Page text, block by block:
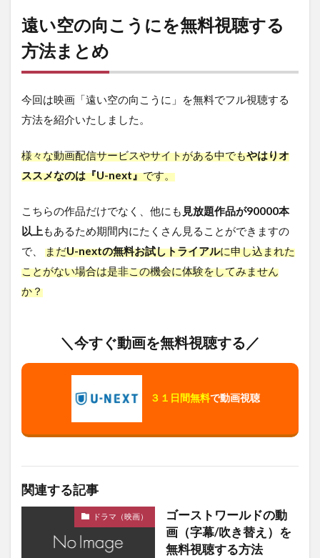
遠い空の向こうにを無料視聴する
方法まとめ
今回は映画「遠い空の向こうに」を無料でフル視聴する
方法を紹介いたしました。
様々な動画配信サービスやサイトがある中でもやはりオ
ススメなのは『U-next』です。
こちらの作品だけでなく、他にも 見放題作品が90000本
以上もあるため期間内にたくさん見ることができますの
で、 まだU-nextの無料お試しトライアルに申し込まれた
ことがない場合は是非この機会に体験をしてみません
か？
＼今すぐ動画を無料視聴する／
３１日間無料で動画視聴
関連する記事
ドラマ（映画）
ゴーストワールドの動
画（字幕/吹き替え）を
無料視聴する方法